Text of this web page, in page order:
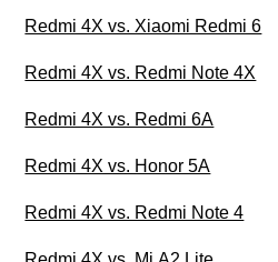
Redmi 4X vs. Xiaomi Redmi 6
Redmi 4X vs. Redmi Note 4X
Redmi 4X vs. Redmi 6A
Redmi 4X vs. Honor 5A
Redmi 4X vs. Redmi Note 4